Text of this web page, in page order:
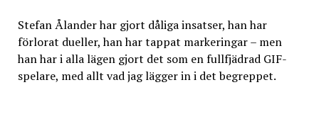
Stefan Ålander har gjort dåliga insatser, han har
förlorat dueller, han har tappat markeringar – men
han har i alla lägen gjort det som en fullfjädrad GIF-
spelare, med allt vad jag lägger in i det begreppet.